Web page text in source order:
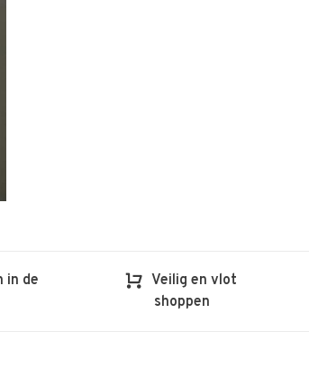
in de
Veilig en vlot
shoppen